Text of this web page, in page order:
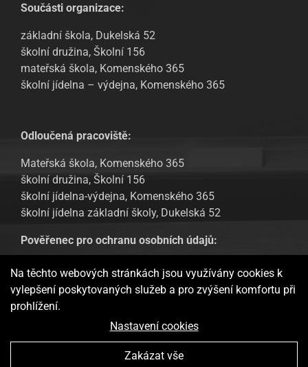
Součásti organizace:
základní škola, Dukelská 52
školní družina, Školní 156
mateřská škola, Komenského 365
školní jídelna – výdejna, Komenského 365
Odloučená pracoviště:
Mateřská škola, Komenského 365
školní družina, Školní 156
školní jídelna-výdejna, Komenského 365
školní jídelna základní školy, Dukelská 52
Pověřenec pro ochranu osobních údajů:
Tomáš Urban, email: tomas.urban@sofbit.cz
GDPR – Informování veřejnosti
Na těchto webových stránkách jsou využívány cookies k
vylepšení poskytovaných služeb a pro zvýšení komfortu při
prohlížení.
Nastavení cookies
Zakázat vše
Webové stránky ukládají v souladu se zákony na vaše zařízení
webových stránek a pro analytické účely a v případě vašeho